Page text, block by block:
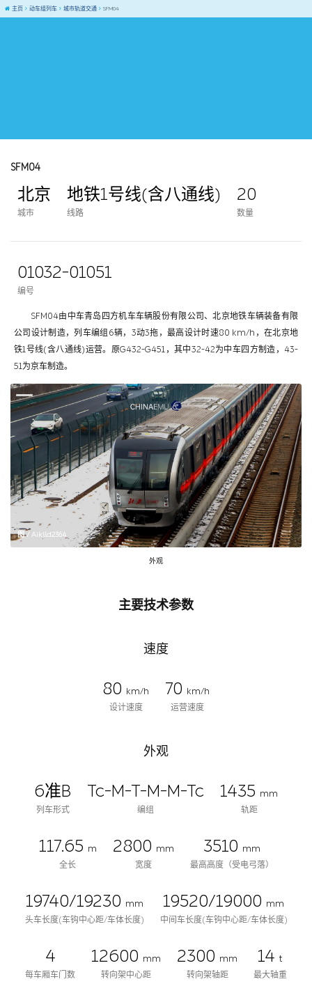
主页 动车组列车 城市轨道交通 SFM04
SFM04
北京
城市
地铁1号线(含八通线)
线路
20
数量
01032-01051
编号
SFM04由中车青岛四方机车车辆股份有限公司、北京地铁车辆装备有限
公司设计制造，列车编组6辆，3动3拖，最高设计时速80 km/h，在北京地
铁1号线(含八通线)运营。原G432-G451，其中32-42为中车四方制造，43-
51为京车制造。
图 / Aiklld2364
外观
主要技术参数
速度
80
km/h
设计速度
70
km/h
运营速度
外观
6准B
列车形式
Tc-M-T-M-M-Tc
编组
1435 mm
轨距
117.65 m
全长
2800 mm
宽度
3510 mm
最高高度（受电弓落）
19740/19230 mm
头车长度(车钩中心距/车体长度)
19520/19000 mm
中间车长度(车钩中心距/车体长度)
4
每车厢车门数
12600 mm
转向架中心距
2300 mm
转向架轴距
14 t
最大轴重